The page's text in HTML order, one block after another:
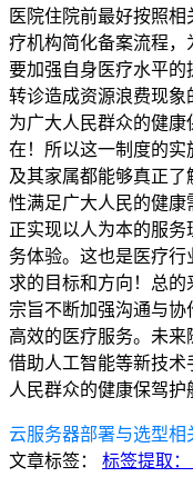
医院住院前最好按照
疗机构简化备案流程
要加强自身医疗水平
转诊造成资源浪费现
为广大人民群众的健
在！所以这一制度的
及其家属都能够真正
性满足广大人民的健
正实现以人为本的服
务体验。这也是医疗
求的目标和方向！总
宗旨不断加强沟通与
高效的医疗服务。未
借助人工智能等新技
人民群众的健康保驾护
云服务器部署与选型相
文章标签：
标签提取